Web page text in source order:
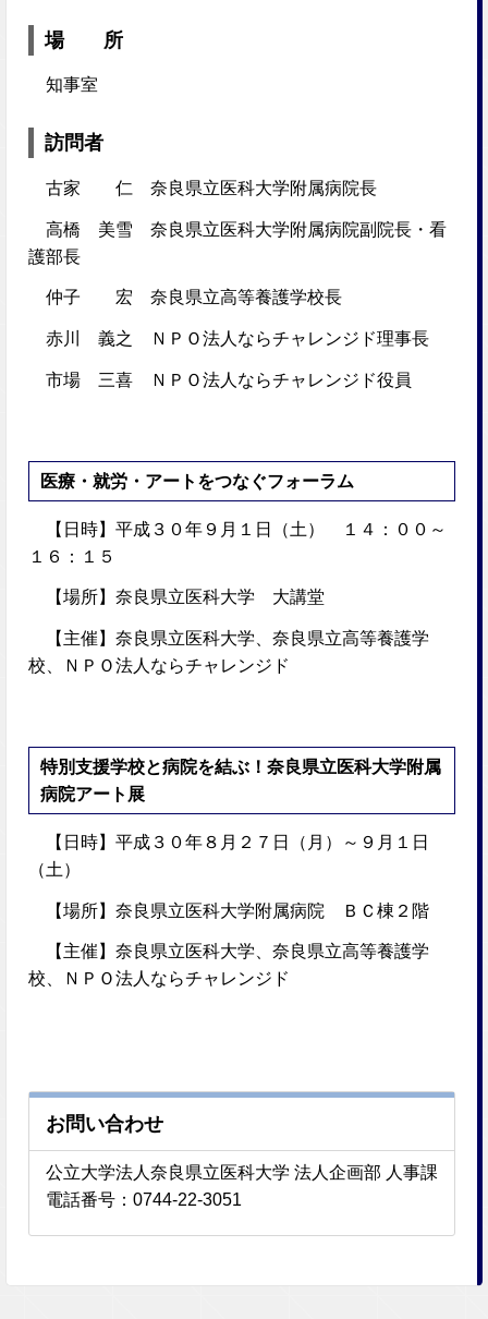
場 所
知事室
訪問者
古家 仁 奈良県立医科大学附属病院長
高橋 美雪 奈良県立医科大学附属病院副院長・看
護部長
仲子 宏 奈良県立高等養護学校長
赤川 義之 ＮＰＯ法人ならチャレンジド理事長
市場 三喜 ＮＰＯ法人ならチャレンジド役員
医療・就労・アートをつなぐフォーラム
【日時】平成３０年９月１日（土） １４：００～
１６：１５
【場所】奈良県立医科大学 大講堂
【主催】奈良県立医科大学、奈良県立高等養護学
校、ＮＰＯ法人ならチャレンジド
特別支援学校と病院を結ぶ！奈良県立医科大学附属
病院アート展
【日時】平成３０年８月２７日（月）～９月１日
（土）
【場所】奈良県立医科大学附属病院 ＢＣ棟２階
【主催】奈良県立医科大学、奈良県立高等養護学
校、ＮＰＯ法人ならチャレンジド
お問い合わせ
公立大学法人奈良県立医科大学 法人企画部 人事課
電話番号：0744-22-3051